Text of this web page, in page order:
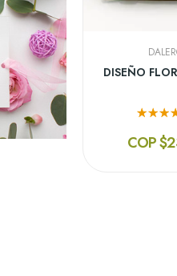
DISEÑO
COP